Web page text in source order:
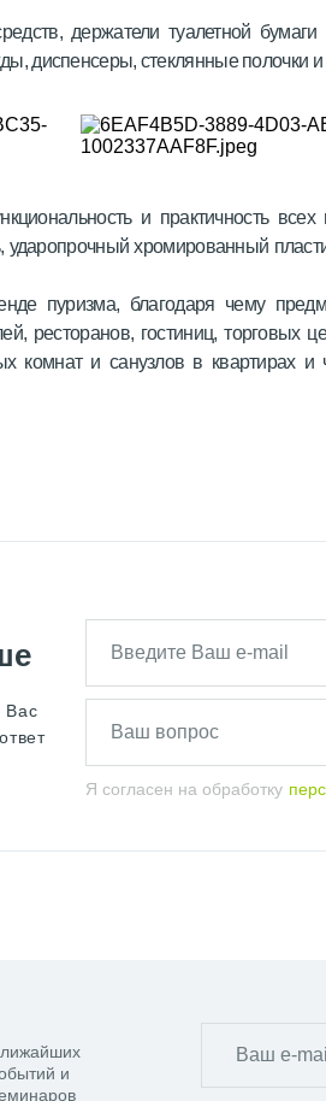
держатели туалетной бумаги
диспенсеры, стеклянные полочки и
и практичность
хромированный
пуризма, благодаря чему
ресторанов, гостиниц, торговых
комнат и санузлов в квартирах
Вас
Я согласен на обработку
и